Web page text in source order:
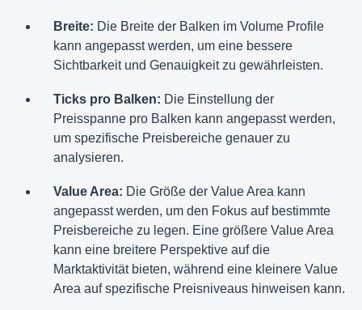
Breite: Die Breite der Balken im Volume Profile
kann angepasst werden, um eine bessere
Sichtbarkeit und Genauigkeit zu gewährleisten.
Ticks pro Balken: Die Einstellung der
Preisspanne pro Balken kann angepasst werden,
um spezifische Preisbereiche genauer zu
analysieren.
Value Area: Die Größe der Value Area kann
angepasst werden, um den Fokus auf bestimmte
Preisbereiche zu legen. Eine größere Value Area
kann eine breitere Perspektive auf die
Marktaktivität bieten, während eine kleinere Value
Area auf spezifische Preisniveaus hinweisen kann.